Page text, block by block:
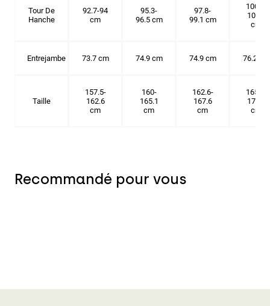
Tour De
Hanche
92.7-94
cm
95.3-
96.5 cm
97.8-
99.1 cm
100.3-
101.6
cm
Entrejambe 73.7 cm 74.9 cm 74.9 cm 76.2 cm
Taille
157.5-
162.6
cm
160-
165.1
cm
162.6-
167.6
cm
165.1-
172.7
cm
Recommandé pour vous